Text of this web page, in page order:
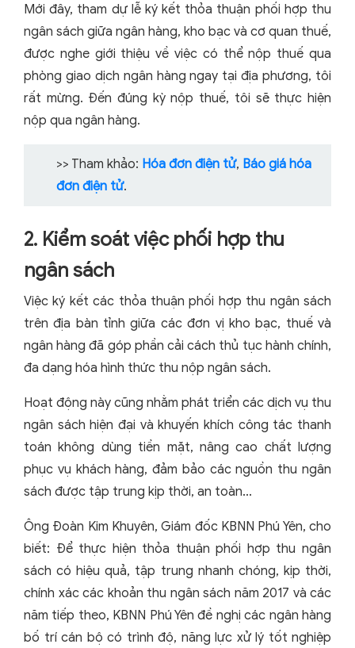
Mới đây, tham dự lễ ký kết thỏa thuận phối hợp thu
ngân sách giữa ngân hàng, kho bạc và cơ quan thuế,
được nghe giới thiệu về việc có thể nộp thuế qua
phòng giao dịch ngân hàng ngay tại địa phương, tôi
rất mừng. Đến đúng kỳ nộp thuế, tôi sẽ thực hiện
nộp qua ngân hàng.
>> Tham khảo: Hóa đơn điện tử, Báo giá hóa
đơn điện tử.
2. Kiểm soát việc phối hợp thu
ngân sách
Việc ký kết các thỏa thuận phối hợp thu ngân sách
trên địa bàn tỉnh giữa các đơn vị kho bạc, thuế và
ngân hàng đã góp phần cải cách thủ tục hành chính,
đa dạng hóa hình thức thu nộp ngân sách.
Hoạt động này cũng nhằm phát triển các dịch vụ thu
ngân sách hiện đại và khuyến khích công tác thanh
toán không dùng tiền mặt, nâng cao chất lượng
phục vụ khách hàng, đảm bảo các nguồn thu ngân
sách được tập trung kịp thời, an toàn...
Ông Đoàn Kim Khuyên, Giám đốc KBNN Phú Yên, cho
biết: Để thực hiện thỏa thuận phối hợp thu ngân
sách có hiệu quả, tập trung nhanh chóng, kịp thời,
chính xác các khoản thu ngân sách năm 2017 và các
năm tiếp theo, KBNN Phú Yên đề nghị các ngân hàng
bố trí cán bộ có trình độ, năng lực xử lý tốt nghiệp